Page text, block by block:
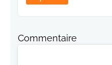
Commentaire